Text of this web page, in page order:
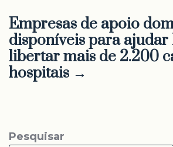
Empresas de apoio
disponíveis para ajudar
libertar mais de 2.200
hospitais →
Pesquisar